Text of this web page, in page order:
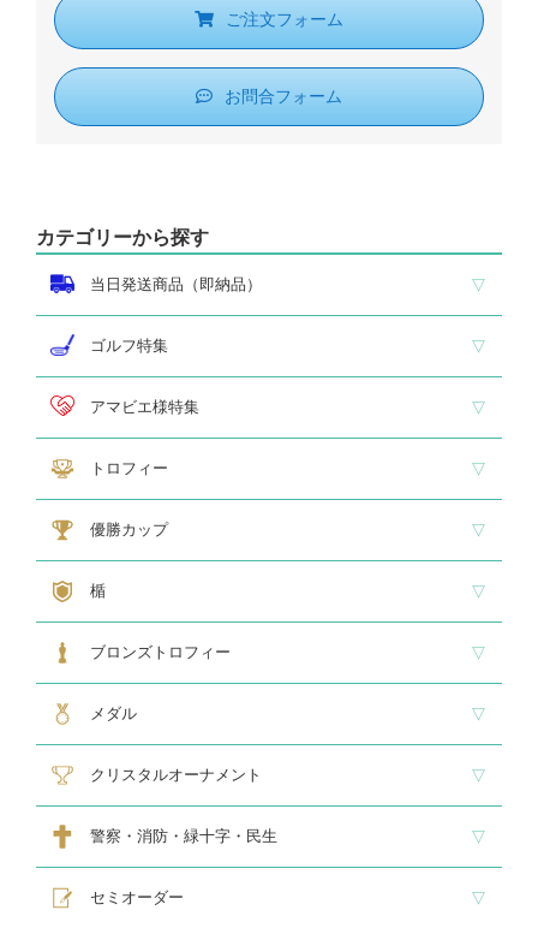
ご注文フォーム
お問合フォーム
カテゴリーから探す
当日発送商品（即納品）
即納品 トロフィー
即納品 優勝カップ
即納品 クリスタル
即納品 特価品
ゴルフ特集
ホールインワン
ゴルフ専用カップ
ゴルフ専用ブロンズ
ゴルフ専用クリスタル
アマビエ様特集
アマビエ木札
アマビエボールチェーンキーホルダー
アマビエトロフィー
トロフィー
大型トロフィー
中型トロフィー１
中型トロフィー２
小型トロフィー
メダル交換式トロフィー
ペナント優勝カップ
大型・高級カップ
レリーフ交換式カップ
スタンダードカップ
デザインカップ
ゴルフ専用カップ
オニックスカップ
ガラスカップ
カラーカップ
ゴールドカップ
プラスチックカップ
ペナント
楯
スタンダード楯１
スタンダード楯２
スタンダード楯３
ゴルフ・野球・サッカー
その他スポーツ、文化系専用楯
メダル・レリーフ交換式楯
ハローキティ楯
ブロンズトロフィー
スタンダードブロンズ
各種専用ブロンズ
ゴルフ専用ブロンズ
メダル・レリーフ交換式ブロンズ
ハローキティブロンズ
メダル
スタンダードメダル
大きなメダル(70mmφ～)
レリーフ式勲章型メダル
オリジナルメダル
メダルケース
クリスタルオーナメント
スタンダードクリスタル１
スタンダードクリスタル２
ゴルフ専用クリスタル
警察・消防・緑十字・民生
レリーフ交換式各種
民生・緑十字専用楯
自衛隊専用
警察消防関連メダル
セミオーダー